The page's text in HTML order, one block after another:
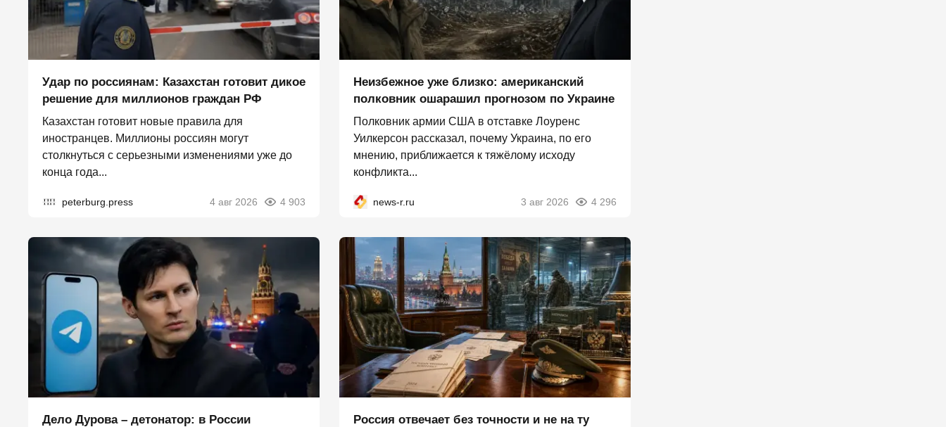
Удар по россиянам: Казахстан готовит дикое
решение для миллионов граждан РФ
Казахстан готовит новые правила для
иностранцев. Миллионы россиян могут
столкнуться с серьезными изменениями уже до
конца года...
peterburg.press 4 авг 2026 4 903
Неизбежное уже близко: американский
полковник ошарашил прогнозом по Украине
Полковник армии США в отставке Лоуренс
Уилкерсон рассказал, почему Украина, по его
мнению, приближается к тяжёлому исходу
конфликта...
news-r.ru 3 авг 2026 4 296
Дело Дурова – детонатор: в России
Россия отвечает без точности и не на ту